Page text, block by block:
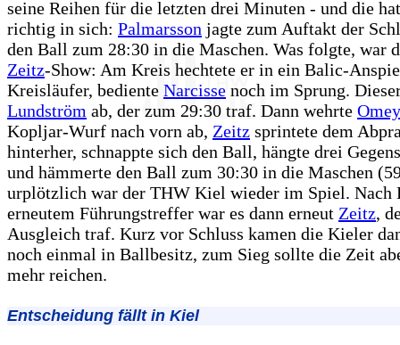
seine Reihen für die letzten drei Minuten - und die
richtig in sich: Palmarsson jagte zum Auftakt der
den Ball zum 28:30 in die Maschen. Was folgte, war
Zeitz-Show: Am Kreis hechtete er in ein Balic-
Kreisläufer, bediente Narcisse noch im Sprung.
Lundström ab, der zum 29:30 traf. Dann wehrte
Kopljar-Wurf nach vorn ab, Zeitz sprintete dem
hinterher, schnappte sich den Ball, hängte drei
und hämmerte den Ball zum 30:30 in die Maschen
urplötzlich war der THW Kiel wieder im Spiel. Nach
erneutem Führungstreffer war es dann erneut Zeitz,
Ausgleich traf. Kurz vor Schluss kamen die Kieler
noch einmal in Ballbesitz, zum Sieg sollte die Zeit
mehr reichen.
Entscheidung fällt in Kiel